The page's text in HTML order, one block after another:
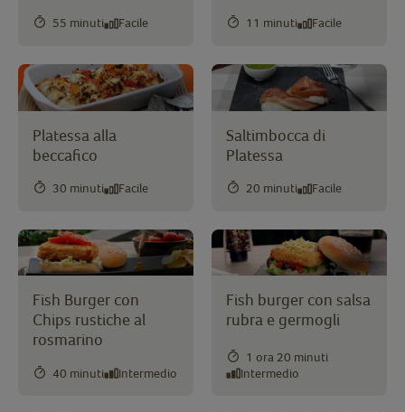
55 minuti Facile 11 minuti Facile
Platessa alla
beccafico
30 minuti Facile
Saltimbocca di
Platessa
20 minuti Facile
Fish Burger con
Chips rustiche al
rosmarino
40 minuti Intermedio
Fish burger con salsa
rubra e germogli
1 ora 20 minuti
Intermedio